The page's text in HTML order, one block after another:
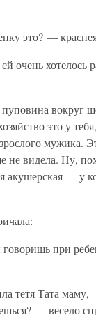
это? —
очень хотелось
вокруг
это у
мужика.
видела. Ну,
акушерская — у
при
Тата маму,
— весело